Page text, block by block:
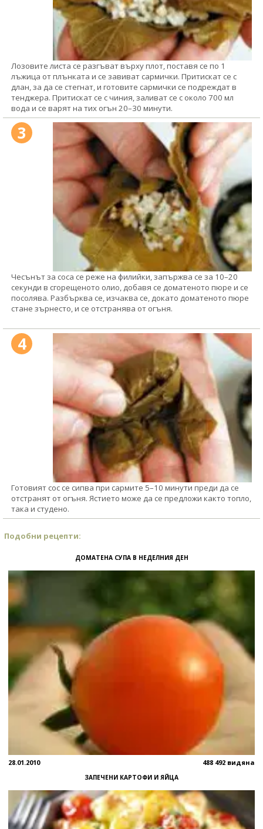
Лозовите листа се разгъват върху плот, поставя се по 1
лъжица от плънката и се завиват сармички. Притискат се с
длан, за да се стегнат, и готовите сармички се подреждат в
тенджера. Притискат се с чиния, заливат се с около 700 мл
вода и се варят на тих огън 20–30 минути.
3
Чесънът за соса се реже на филийки, запържва се за 10–20
секунди в сгорещеното олио, добавя се доматеното пюре и се
посолява. Разбърква се, изчаква се, докато доматеното пюре
стане зърнесто, и се отстранява от огъня.
4
Готовият сос се сипва при сармите 5–10 минути преди да се
отстранят от огъня. Ястието може да се предложи както топло,
така и студено.
Подобни рецепти:
ДОМАТЕНА СУПА В НЕДЕЛНИЯ ДЕН
28.01.2010 488 492 видяна
ЗАПЕЧЕНИ КАРТОФИ И ЯЙЦА